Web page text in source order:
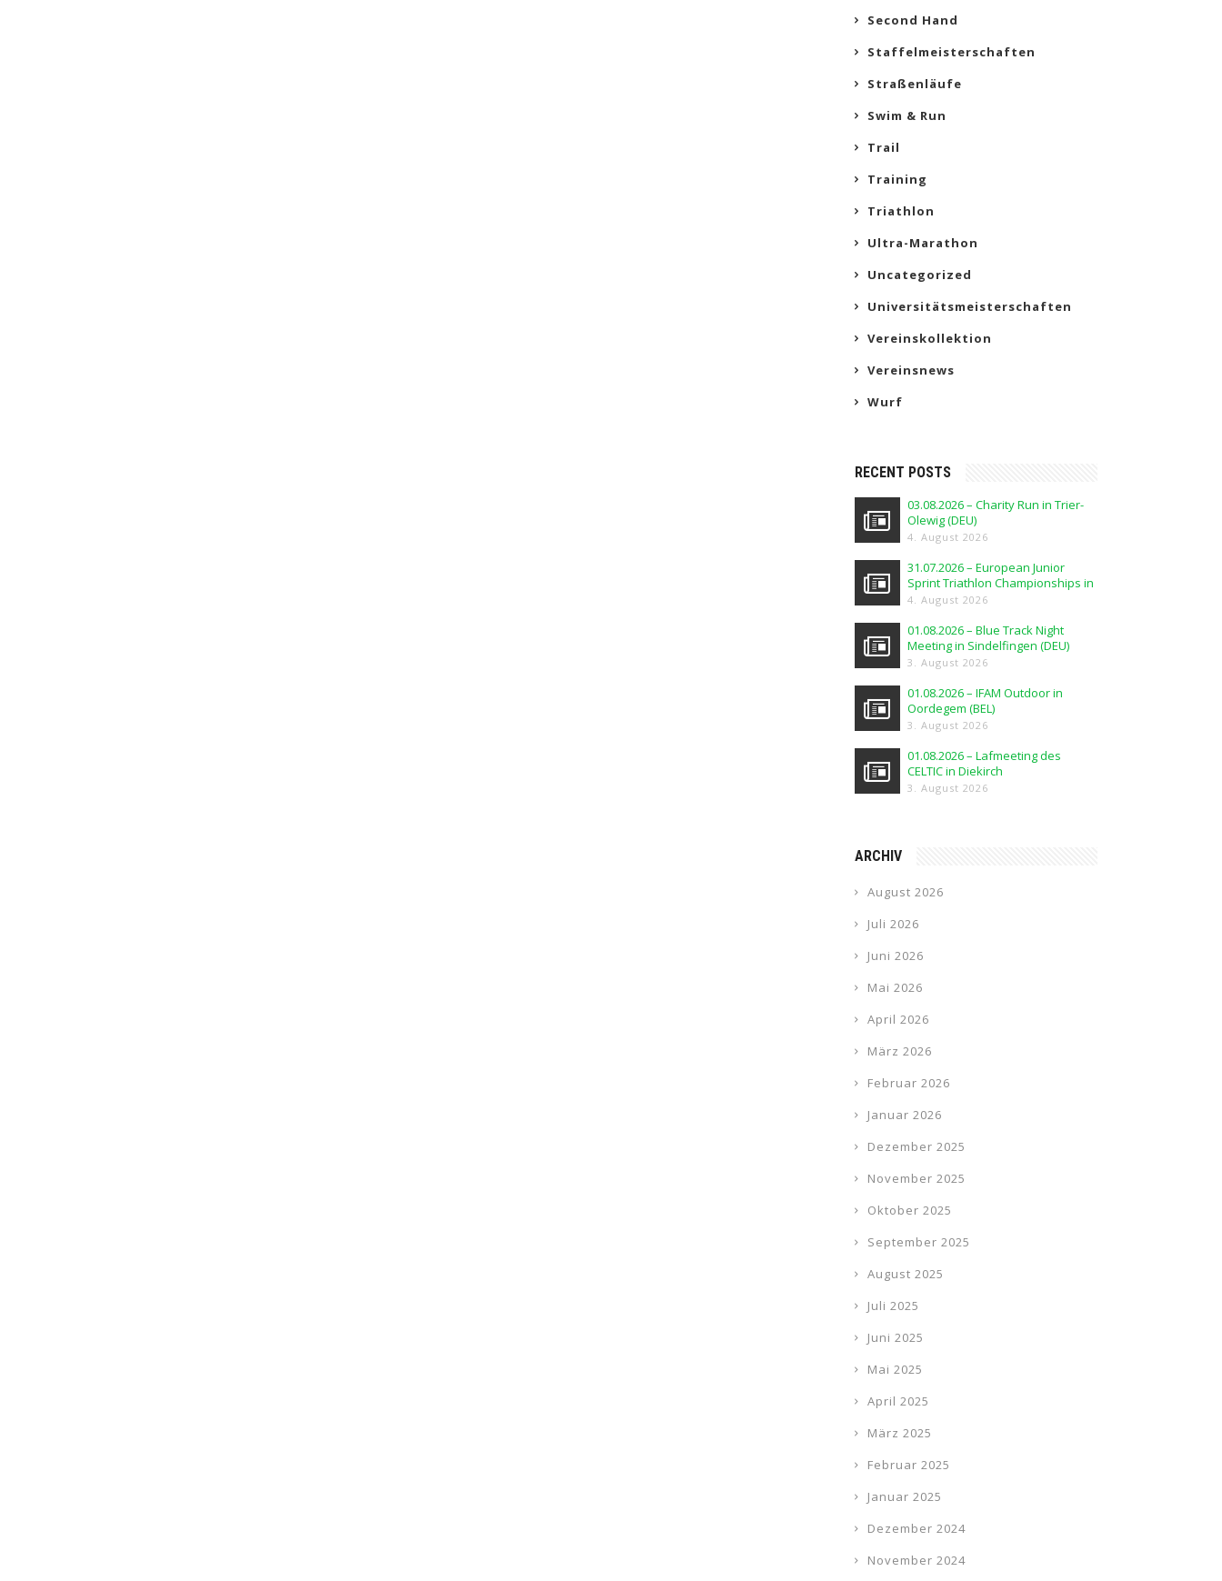
Second Hand
Staffelmeisterschaften
Straßenläufe
Swim & Run
Trail
Training
Triathlon
Ultra-Marathon
Uncategorized
Universitätsmeisterschaften
Vereinskollektion
Vereinsnews
Wurf
RECENT POSTS
03.08.2026 – Charity Run in Trier-
Olewig (DEU)
4. August 2026
31.07.2026 – European Junior
Sprint Triathlon Championships in
Elblag (POL)
4. August 2026
01.08.2026 – Blue Track Night
Meeting in Sindelfingen (DEU)
3. August 2026
01.08.2026 – IFAM Outdoor in
Oordegem (BEL)
3. August 2026
01.08.2026 – Lafmeeting des
CELTIC in Diekirch
3. August 2026
ARCHIV
August 2026
Juli 2026
Juni 2026
Mai 2026
April 2026
März 2026
Februar 2026
Januar 2026
Dezember 2025
November 2025
Oktober 2025
September 2025
August 2025
Juli 2025
Juni 2025
Mai 2025
April 2025
März 2025
Februar 2025
Januar 2025
Dezember 2024
November 2024